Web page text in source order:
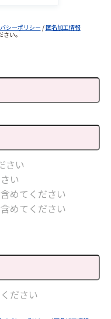
シーポリシー /匿名加工情報
い。
さい
い
めてください
めてください
ださい